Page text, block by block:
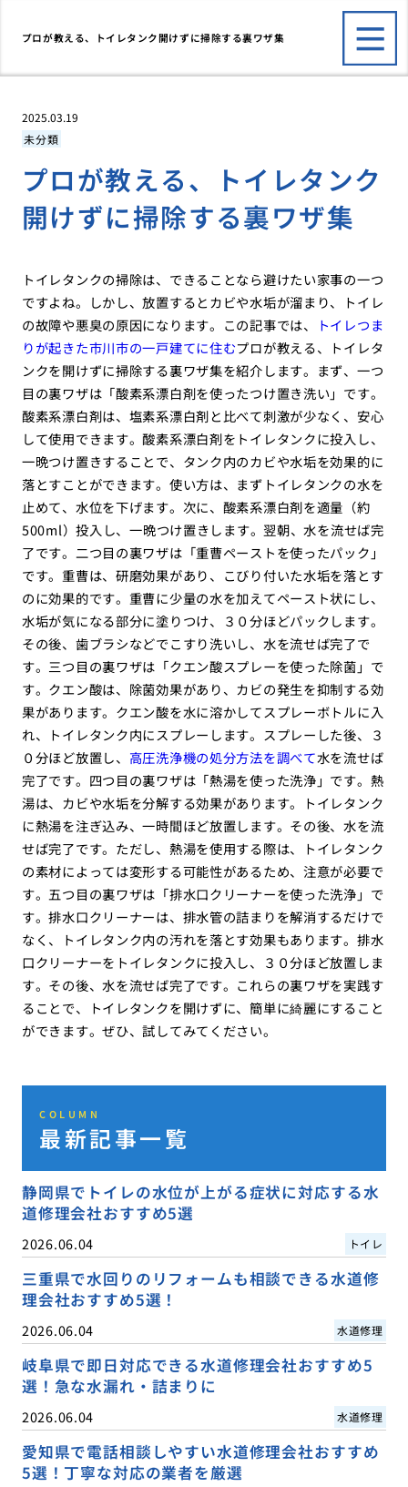
プロが教える、トイレタンク開けずに掃除する裏ワザ集
2025.03.19
未分類
プロが教える、トイレタンク
開けずに掃除する裏ワザ集
トイレタンクの掃除は、できることなら避けたい家事の一つ
ですよね。しかし、放置するとカビや水垢が溜まり、トイレ
の故障や悪臭の原因になります。この記事では、
トイレつま
りが起きた市川市の一戸建てに住むプロが教える、トイレタ
ンクを開けずに掃除する裏ワザ集を紹介します。まず、一つ
目の裏ワザは「酸素系漂白剤を使ったつけ置き洗い」です。
酸素系漂白剤は、塩素系漂白剤と比べて刺激が少なく、安心
して使用できます。酸素系漂白剤をトイレタンクに投入し、
一晩つけ置きすることで、タンク内のカビや水垢を効果的に
落とすことができます。使い方は、まずトイレタンクの水を
止めて、水位を下げます。次に、酸素系漂白剤を適量（約
500ml）投入し、一晩つけ置きします。翌朝、水を流せば完
了です。二つ目の裏ワザは「重曹ペーストを使ったパック」
です。重曹は、研磨効果があり、こびり付いた水垢を落とす
のに効果的です。重曹に少量の水を加えてペースト状にし、
水垢が気になる部分に塗りつけ、３０分ほどパックします。
その後、歯ブラシなどでこすり洗いし、水を流せば完了で
す。三つ目の裏ワザは「クエン酸スプレーを使った除菌」で
す。クエン酸は、除菌効果があり、カビの発生を抑制する効
果があります。クエン酸を水に溶かしてスプレーボトルに入
れ、トイレタンク内にスプレーします。スプレーした後、３
０分ほど放置し、 高圧洗浄機の処分方法を調べて水を流せば
完了です。四つ目の裏ワザは「熱湯を使った洗浄」です。熱
湯は、カビや水垢を分解する効果があります。トイレタンク
に熱湯を注ぎ込み、一時間ほど放置します。その後、水を流
せば完了です。ただし、熱湯を使用する際は、トイレタンク
の素材によっては変形する可能性があるため、注意が必要で
す。五つ目の裏ワザは「排水口クリーナーを使った洗浄」で
す。排水口クリーナーは、排水管の詰まりを解消するだけで
なく、トイレタンク内の汚れを落とす効果もあります。排水
口クリーナーをトイレタンクに投入し、３０分ほど放置しま
す。その後、水を流せば完了です。これらの裏ワザを実践す
ることで、トイレタンクを開けずに、簡単に綺麗にすること
ができます。ぜひ、試してみてください。
COLUMN
最新記事一覧
静岡県でトイレの水位が上がる症状に対応する水
道修理会社おすすめ5選
2026.06.04 トイレ
三重県で水回りのリフォームも相談できる水道修
理会社おすすめ5選！
2026.06.04 水道修理
岐阜県で即日対応できる水道修理会社おすすめ5
選！急な水漏れ・詰まりに
2026.06.04 水道修理
愛知県で電話相談しやすい水道修理会社おすすめ
5選！丁寧な対応の業者を厳選